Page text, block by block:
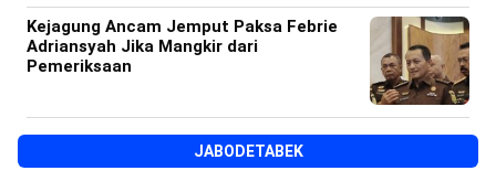
Kejagung Ancam Jemput Paksa Febrie
Adriansyah Jika Mangkir dari
Pemeriksaan
JABODETABEK